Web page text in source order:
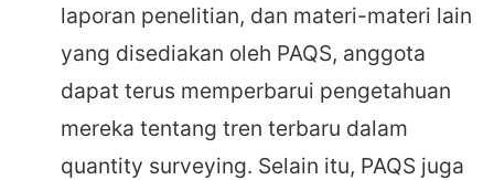
laporan penelitian, dan materi-materi lain
yang disediakan oleh PAQS, anggota
dapat terus memperbarui pengetahuan
mereka tentang tren terbaru dalam
quantity surveying. Selain itu, PAQS juga